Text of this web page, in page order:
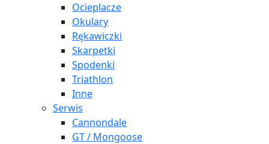
Ocieplacze
Okulary
Rękawiczki
Skarpetki
Spodenki
Triathlon
Inne
Serwis
Cannondale
GT / Mongoose